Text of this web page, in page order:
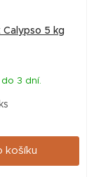
Calypso 5 kg
3 dní.
košíku